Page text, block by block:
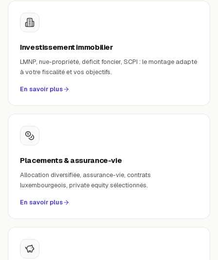
Investissement immobilier
LMNP, nue-propriété, déficit foncier, SCPI : le montage adapté
à votre fiscalité et vos objectifs.
En savoir plus
Placements & assurance-vie
Allocation diversifiée, assurance-vie, contrats
luxembourgeois, private equity sélectionnés.
En savoir plus